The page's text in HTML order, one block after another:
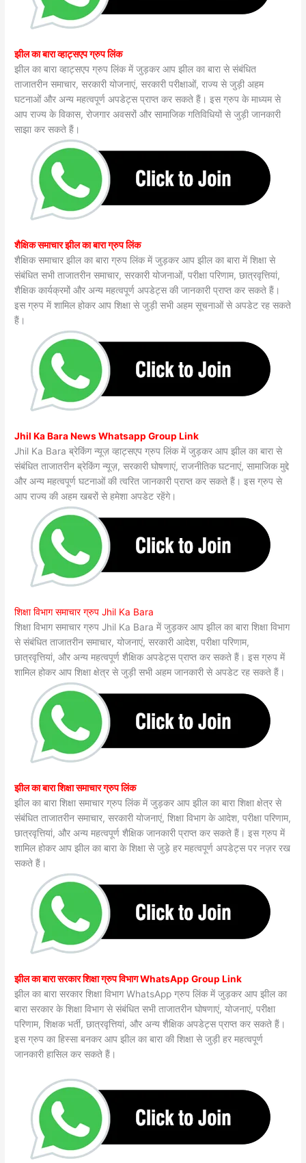
झील का बारा व्हाट्सएप ग्रुप लिंक
झील का बारा व्हाट्सएप ग्रुप लिंक में जुड़कर आप झील का बारा से संबंधित
ताजातरीन समाचार, सरकारी योजनाएं, सरकारी परीक्षाओं, राज्य से जुड़ी अहम
घटनाओं और अन्य महत्वपूर्ण अपडेट्स प्राप्त कर सकते हैं। इस ग्रुप के माध्यम से
आप राज्य के विकास, रोजगार अवसरों और सामाजिक गतिविधियों से जुड़ी जानकारी
साझा कर सकते हैं।
शैक्षिक समाचार झील का बारा ग्रुप लिंक
शैक्षिक समाचार झील का बारा ग्रुप लिंक में जुड़कर आप झील का बारा में शिक्षा से
संबंधित सभी ताजातरीन समाचार, सरकारी योजनाओं, परीक्षा परिणाम, छात्रवृत्तियां,
शैक्षिक कार्यक्रमों और अन्य महत्वपूर्ण अपडेट्स की जानकारी प्राप्त कर सकते हैं।
इस ग्रुप में शामिल होकर आप शिक्षा से जुड़ी सभी अहम सूचनाओं से अपडेट रह सकते
हैं।
Jhil Ka Bara News Whatsapp Group Link
Jhil Ka Bara ब्रेकिंग न्यूज़ व्हाट्सएप ग्रुप लिंक में जुड़कर आप झील का बारा से
संबंधित ताजातरीन ब्रेकिंग न्यूज़, सरकारी घोषणाएं, राजनीतिक घटनाएं, सामाजिक मुद्दे
और अन्य महत्वपूर्ण घटनाओं की त्वरित जानकारी प्राप्त कर सकते हैं। इस ग्रुप से
आप राज्य की अहम खबरों से हमेशा अपडेट रहेंगे।
शिक्षा विभाग समाचार ग्रुप Jhil Ka Bara
शिक्षा विभाग समाचार ग्रुप Jhil Ka Bara में जुड़कर आप झील का बारा शिक्षा विभाग
से संबंधित ताजातरीन समाचार, योजनाएं, सरकारी आदेश, परीक्षा परिणाम,
छात्रवृत्तियां, और अन्य महत्वपूर्ण शैक्षिक अपडेट्स प्राप्त कर सकते हैं। इस ग्रुप में
शामिल होकर आप शिक्षा क्षेत्र से जुड़ी सभी अहम जानकारी से अपडेट रह सकते हैं।
झील का बारा शिक्षा समाचार ग्रुप लिंक
झील का बारा शिक्षा समाचार ग्रुप लिंक में जुड़कर आप झील का बारा शिक्षा क्षेत्र से
संबंधित ताजातरीन समाचार, सरकारी योजनाएं, शिक्षा विभाग के आदेश, परीक्षा परिणाम,
छात्रवृत्तियां, और अन्य महत्वपूर्ण शैक्षिक जानकारी प्राप्त कर सकते हैं। इस ग्रुप में
शामिल होकर आप झील का बारा के शिक्षा से जुड़े हर महत्वपूर्ण अपडेट्स पर नज़र रख
सकते हैं।
झील का बारा सरकार शिक्षा ग्रुप विभाग WhatsApp Group Link
झील का बारा सरकार शिक्षा विभाग WhatsApp ग्रुप लिंक में जुड़कर आप झील का
बारा सरकार के शिक्षा विभाग से संबंधित सभी ताजातरीन घोषणाएं, योजनाएं, परीक्षा
परिणाम, शिक्षक भर्ती, छात्रवृत्तियां, और अन्य शैक्षिक अपडेट्स प्राप्त कर सकते हैं।
इस ग्रुप का हिस्सा बनकर आप झील का बारा की शिक्षा से जुड़ी हर महत्वपूर्ण
जानकारी हासिल कर सकते हैं।